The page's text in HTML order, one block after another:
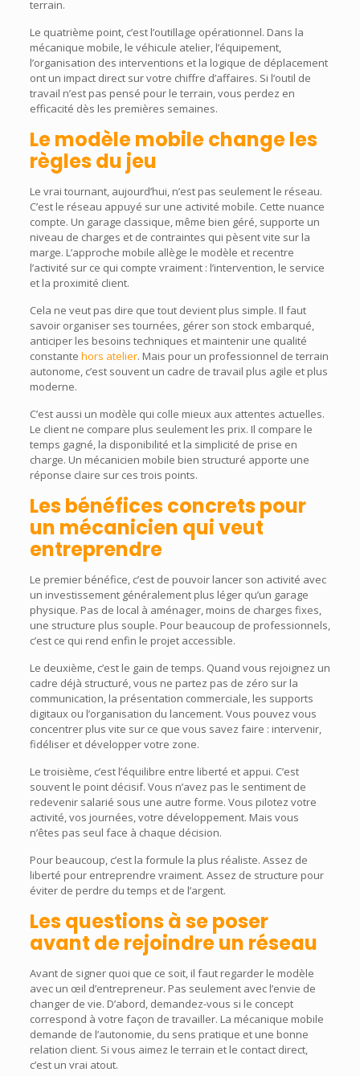
terrain.
Le quatrième point, c’est l’outillage opérationnel. Dans la
mécanique mobile, le véhicule atelier, l’équipement,
l’organisation des interventions et la logique de déplacement
ont un impact direct sur votre chiffre d’affaires. Si l’outil de
travail n’est pas pensé pour le terrain, vous perdez en
efficacité dès les premières semaines.
Le modèle mobile change les
règles du jeu
Le vrai tournant, aujourd’hui, n’est pas seulement le réseau.
C’est le réseau appuyé sur une activité mobile. Cette nuance
compte. Un garage classique, même bien géré, supporte un
niveau de charges et de contraintes qui pèsent vite sur la
marge. L’approche mobile allège le modèle et recentre
l’activité sur ce qui compte vraiment : l’intervention, le service
et la proximité client.
Cela ne veut pas dire que tout devient plus simple. Il faut
savoir organiser ses tournées, gérer son stock embarqué,
anticiper les besoins techniques et maintenir une qualité
constante hors atelier. Mais pour un professionnel de terrain
autonome, c’est souvent un cadre de travail plus agile et plus
moderne.
C’est aussi un modèle qui colle mieux aux attentes actuelles.
Le client ne compare plus seulement les prix. Il compare le
temps gagné, la disponibilité et la simplicité de prise en
charge. Un mécanicien mobile bien structuré apporte une
réponse claire sur ces trois points.
Les bénéfices concrets pour
un mécanicien qui veut
entreprendre
Le premier bénéfice, c’est de pouvoir lancer son activité avec
un investissement généralement plus léger qu’un garage
physique. Pas de local à aménager, moins de charges fixes,
une structure plus souple. Pour beaucoup de professionnels,
c’est ce qui rend enfin le projet accessible.
Le deuxième, c’est le gain de temps. Quand vous rejoignez un
cadre déjà structuré, vous ne partez pas de zéro sur la
communication, la présentation commerciale, les supports
digitaux ou l’organisation du lancement. Vous pouvez vous
concentrer plus vite sur ce que vous savez faire : intervenir,
fidéliser et développer votre zone.
Le troisième, c’est l’équilibre entre liberté et appui. C’est
souvent le point décisif. Vous n’avez pas le sentiment de
redevenir salarié sous une autre forme. Vous pilotez votre
activité, vos journées, votre développement. Mais vous
n’êtes pas seul face à chaque décision.
Pour beaucoup, c’est la formule la plus réaliste. Assez de
liberté pour entreprendre vraiment. Assez de structure pour
éviter de perdre du temps et de l’argent.
Les questions à se poser
avant de rejoindre un réseau
Avant de signer quoi que ce soit, il faut regarder le modèle
avec un œil d’entrepreneur. Pas seulement avec l’envie de
changer de vie. D’abord, demandez-vous si le concept
correspond à votre façon de travailler. La mécanique mobile
demande de l’autonomie, du sens pratique et une bonne
relation client. Si vous aimez le terrain et le contact direct,
c’est un vrai atout.